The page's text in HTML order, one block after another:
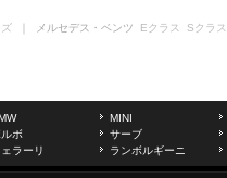
｜ メルセデス・ベンツ Eクラス Sクラス
MINI
ボ
サーブ
ラーリ ランボルギーニ